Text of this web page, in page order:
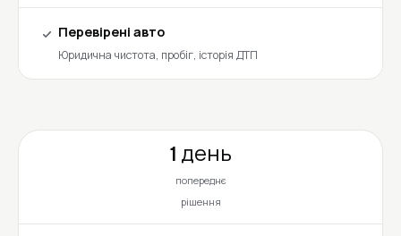
Перевірені авто
Юридична чистота, пробіг, історія ДТП
1 день
попереднє
рішення